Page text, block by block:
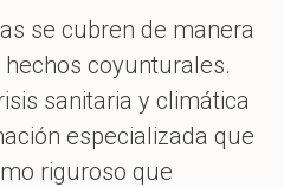
se cubren de manera
coyunturales.
sanitaria y climática
especializada que
riguroso que